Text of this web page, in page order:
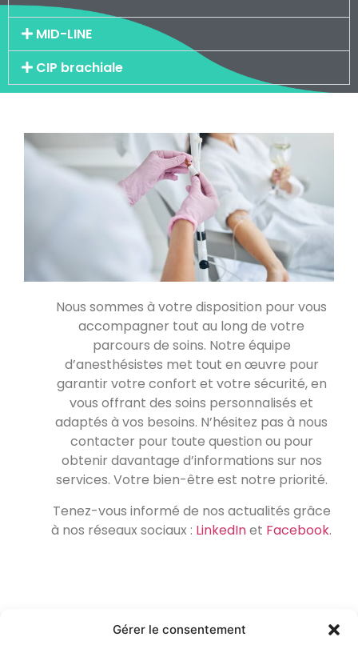
Gérer le consentement
MID-LINE
CIP brachiale
Nous sommes à votre disposition pour vous
accompagner tout au long de votre
parcours de soins. Notre équipe
d’anesthésistes met tout en œuvre pour
garantir votre confort et votre sécurité, en
vous offrant des soins personnalisés et
adaptés à vos besoins. N’hésitez pas à nous
contacter pour toute question ou pour
obtenir davantage d’informations sur nos
services. Votre bien-être est notre priorité.
Tenez-vous informé de nos actualités grâce
à nos réseaux sociaux : LinkedInet Facebook.